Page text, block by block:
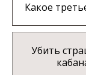
Какое
Убить